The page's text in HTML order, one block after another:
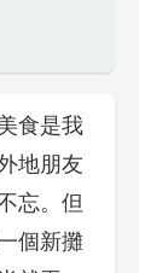
食是我
地朋友
忘。但
個新攤